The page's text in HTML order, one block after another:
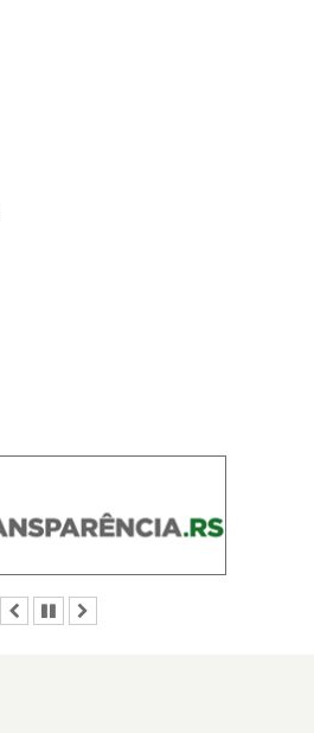
AnteriorPausar